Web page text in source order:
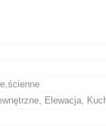
Elewacja,